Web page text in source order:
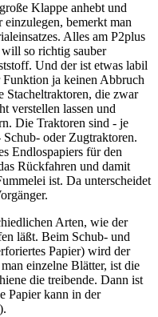
Klappe anhebt und
bemerkt man
Alles am P2plus
so richtig sauber
Und der ist etwas labil
Funktion ja keinen Abbruch
Stacheltraktoren, die zwar
verstellen lassen und
Die Traktoren sind - je
oder Zugtraktoren.
Endlospapiers für den
Rückfahren und damit
ist. Da unterscheidet
Arten, wie der
läßt. Beim Schub- und
Papier) wird der
einzelne Blätter, ist die
die treibende. Dann ist
Papier kann in der